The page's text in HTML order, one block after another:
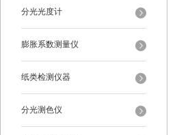
分光光度计
膨胀系数测量仪
纸类检测仪器
分光测色仪